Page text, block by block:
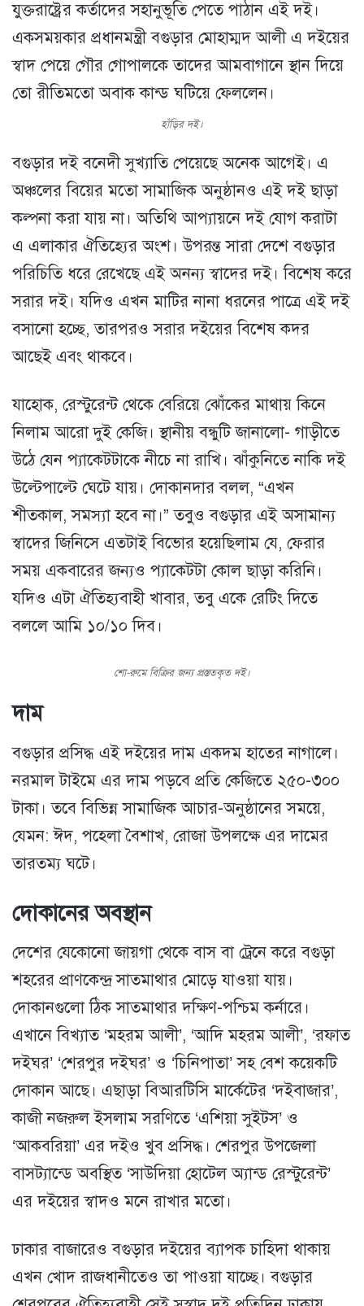
যুক্তরাষ্ট্রের কর্তাদের সহানুভূতি পেতে পাঠান এই দই।
একসময়কার প্রধানমন্ত্রী বগুড়ার মোহাম্মদ আলী এ দইয়ের
স্বাদ পেয়ে গৌর গোপালকে তাদের আমবাগানে স্থান দিয়ে
তো রীতিমতো অবাক কান্ড ঘটিয়ে ফেললেন।
হাঁড়ির দই।
বগুড়ার দই বনেদী সুখ্যাতি পেয়েছে অনেক আগেই। এ
অঞ্চলের বিয়ের মতো সামাজিক অনুষ্ঠানও এই দই ছাড়া
কল্পনা করা যায় না। অতিথি আপ্যায়নে দই যোগ করাটা
এ এলাকার ঐতিহ্যের অংশ। উপরন্ত সারা দেশে বগুড়ার
পরিচিতি ধরে রেখেছে এই অনন্য স্বাদের দই। বিশেষ করে
সরার দই। যদিও এখন মাটির নানা ধরনের পাত্রে এই দই
বসানো হচ্ছে, তারপরও সরার দইয়ের বিশেষ কদর
আছেই এবং থাকবে।
যাহোক, রেস্টুরেন্ট থেকে বেরিয়ে ঝোঁকের মাথায় কিনে
নিলাম আরো দুই কেজি। স্থানীয় বন্ধুটি জানালো- গাড়ীতে
উঠে যেন প্যাকেটটাকে নীচে না রাখি। ঝাঁকুনিতে নাকি দই
উল্টেপাল্টে ঘেটে যায়। দোকানদার বলল, “এখন
শীতকাল, সমস্যা হবে না।” তবুও বগুড়ার এই অসামান্য
স্বাদের জিনিসে এতটাই বিভোর হয়েছিলাম যে, ফেরার
সময় একবারের জন্যও প্যাকেটটা কোল ছাড়া করিনি।
যদিও এটা ঐতিহ্যবাহী খাবার, তবু একে রেটিং দিতে
বললে আমি ১০/১০ দিব।
শো-রুমে বিক্রির জন্য প্রস্ততকৃত দই।
দাম
বগুড়ার প্রসিদ্ধ এই দইয়ের দাম একদম হাতের নাগালে।
নরমাল টাইমে এর দাম পড়বে প্রতি কেজিতে ২৫০-৩০০
টাকা। তবে বিভিন্ন সামাজিক আচার-অনুষ্ঠানের সময়ে,
যেমন: ঈদ, পহেলা বৈশাখ, রোজা উপলক্ষে এর দামের
তারতম্য ঘটে।
দোকানের অবস্থান
দেশের যেকোনো জায়গা থেকে বাস বা ট্রেনে করে বগুড়া
শহরের প্রাণকেন্দ্র সাতমাথার মোড়ে যাওয়া যায়।
দোকানগুলো ঠিক সাতমাথার দক্ষিণ-পশ্চিম কর্নারে।
এখানে বিখ্যাত ‘মহরম আলী’, ‘আদি মহরম আলী’, ‘রফাত
দইঘর’ ‘শেরপুর দইঘর’ ও ‘চিনিপাতা’ সহ বেশ কয়েকটি
দোকান আছে। এছাড়া বিআরটিসি মার্কেটের ‘দইবাজার’,
কাজী নজরুল ইসলাম সরণিতে ‘এশিয়া সুইটস’ ও
‘আকবরিয়া’ এর দইও খুব প্রসিদ্ধ। শেরপুর উপজেলা
বাসট্যান্ডে অবস্থিত ‘সাউদিয়া হোটেল অ্যান্ড রেস্টুরেন্ট’
এর দইয়ের স্বাদও মনে রাখার মতো।
ঢাকার বাজারেও বগুড়ার দইয়ের ব্যাপক চাহিদা থাকায়
এখন খোদ রাজধানীতেও তা পাওয়া যাচ্ছে। বগুড়ার